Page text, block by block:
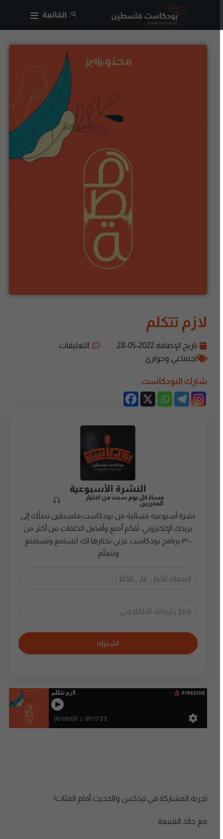
القائمة
لازم تتكلم
تاريخ الإضافة2022-05-28
التعليقات
اجتماعي وحواري
شارك البودكاست
النشرة الأسبوعية
مساءً كل يوم سبت من اختيار
المحررين
نشرة أسبوعية مسائية من بودكاست فلسطين تصلُك إلى
بريدك الإلكتروني، تُقدِّم أمتع وأفضل الحلقات من أكثر من
٣٠٠ برنامج بودكاست عربي نختارها لك لتستمع وتستمتع
وتتعلّم.
اشترك
تجربة المشاركة في تيدكس والحديث أمام المئات!
مع خالد القنيعة